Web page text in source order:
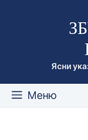
съдържанието
Ясни
Меню